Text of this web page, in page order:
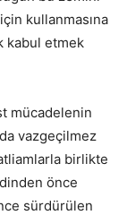
kullanmasına
kabul etmek
mücadelenin
vazgeçilmez
birlikte
önce
sürdürülen